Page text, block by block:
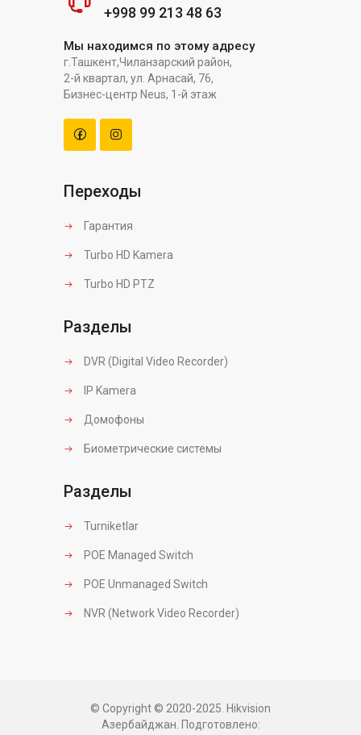
+998 99 213 48 63
Мы находимся по этому адресу
г.Ташкент,Чиланзарский район,
2-й квартал, ул. Арнасай, 76,
Бизнес-центр Neus, 1-й этаж
Переходы
Гарантия
Turbo HD Kamera
Turbo HD PTZ
Разделы
DVR (Digital Video Recorder)
IP Kamera
Домофоны
Биометрические системы
Разделы
Turniketlar
POE Managed Switch
POE Unmanaged Switch
NVR (Network Video Recorder)
© Copyright © 2020-2025. Hikvision
Азербайджан. Подготовлено: